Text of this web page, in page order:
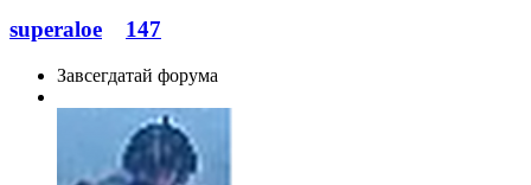
superaloe 147
Завсегдатай форума